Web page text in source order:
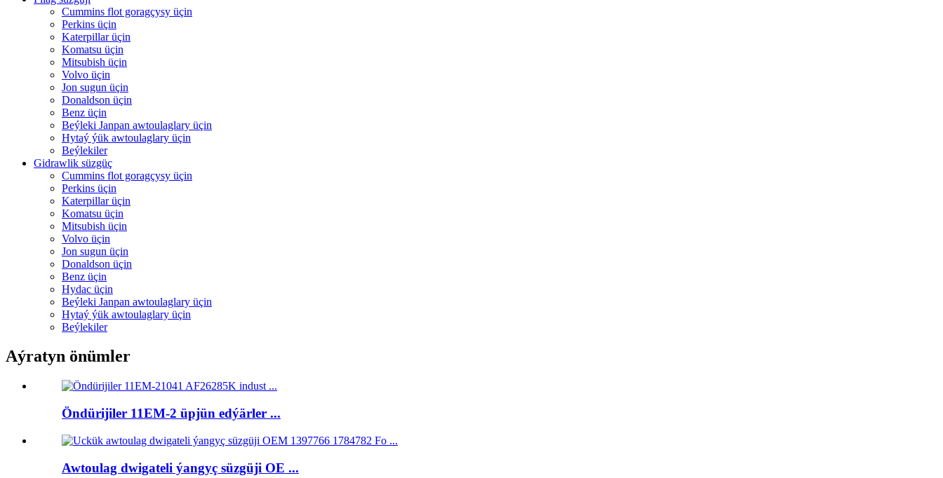
Cummins flot goragçysy üçin
Perkins üçin
Katerpillar üçin
Komatsu üçin
Mitsubish üçin
Volvo üçin
Jon sugun üçin
Donaldson üçin
Benz üçin
Beýleki Janpan awtoulaglary üçin
Hytaý ýük awtoulaglary üçin
Beýlekiler
Gidrawlik süzgüç
Cummins flot goragçysy üçin
Perkins üçin
Katerpillar üçin
Komatsu üçin
Mitsubish üçin
Volvo üçin
Jon sugun üçin
Donaldson üçin
Benz üçin
Hydac üçin
Beýleki Janpan awtoulaglary üçin
Hytaý ýük awtoulaglary üçin
Beýlekiler
Aýratyn önümler
Öndürijiler 11EM-2 üpjün edýärler ...
Awtoulag dwigateli ýangyç süzgüji OE ...